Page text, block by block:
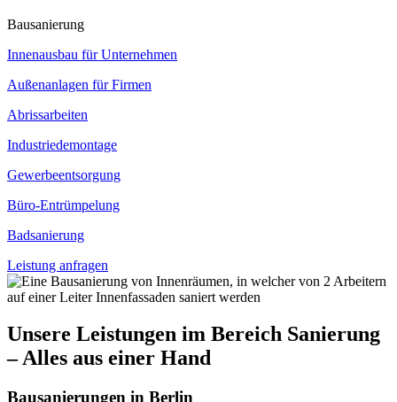
Bausanierung
Innenausbau für Unternehmen
Außenanlagen für Firmen
Abrissarbeiten
Industriedemontage
Gewerbeentsorgung
Büro-Entrümpelung
Badsanierung
Leistung anfragen
Unsere Leistungen im Bereich Sanierung
– Alles aus einer Hand
Bausanierungen in Berlin